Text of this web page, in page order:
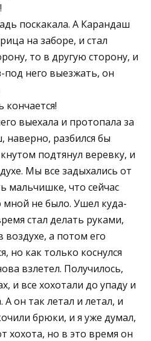
поскакала. А Карандаш
на заборе, и стал
то в другую сторону, и
под него выезжать, он
выехала и протопала за
наверно, разбился бы
подтянул веревку, и
Мы все задыхались от
мальчишке, что сейчас
мной не было. Ушел куда-
стал делать руками,
воздухе, а потом его
но как только коснулся
взлетел. Получилось,
и все хохотали до упаду и
А он так летал и летал, и
брюки, и я уже думал,
хохота, но в это время он